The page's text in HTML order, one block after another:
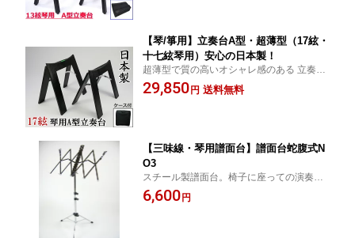
【琴/箏用】立奏台A型・超薄型（17絃・
十七絃琴用）安心の日本製！
超薄型で質の高いオシャレ感のある 立奏台
です。
29,850 円 送料無料
【三味線・琴用譜面台】譜面台蛇腹式N
O3
スチール製譜面台。椅子に座っての演奏に
最適！
6,600 円